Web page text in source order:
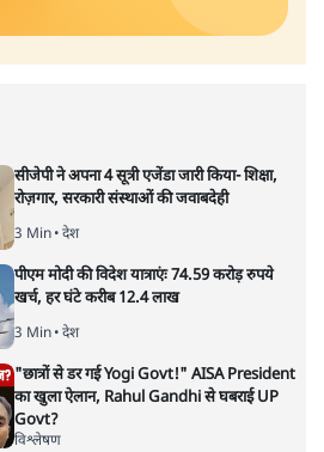
सीजेपी ने अपना 4 सूत्री एजेंडा जारी किया- शिक्षा,
रोज़गार, सरकारी संस्थाओं की जवाबदेही
3 Min• देश
पीएम मोदी की विदेश यात्राएंः 74.59 करोड़ रुपये
खर्च, हर घंटे करीब 12.4 लाख
3 Min• देश
"छात्रों से डर गई Yogi Govt!" AISA President
का खुला ऐलान, Rahul Gandhi से घबराई UP
Govt?
विश्लेषण